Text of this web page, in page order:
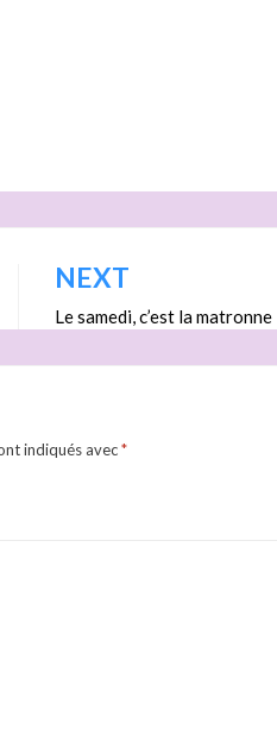
NEXT
Le samedi, c’est la matronne
indiqués avec*